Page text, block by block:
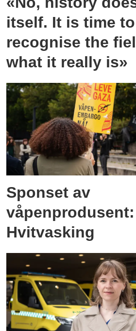
itself. It is time to
recognise the
what it really is»
Sponset av
Hvitvasking